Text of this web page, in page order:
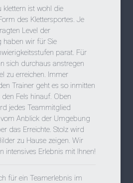
klettern ist wohl die
des Klettersportes. Je
Level der
haben wir für Sie
parat. Für
sich durchaus anstregen
zu erreichen. Immer
Trainer geht es so inmitten
Fels hinauf. Oben
jedes Teammitglied
Anblick der Umgebung
das Erreichte. Stolz wird
zu Hause zeigen. Wir
intensives Erlebnis mit Ihnen!
für ein Teamerlebnis im